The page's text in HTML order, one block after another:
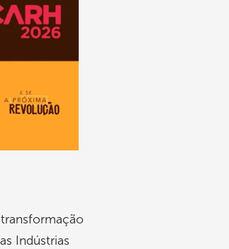
Indústrias